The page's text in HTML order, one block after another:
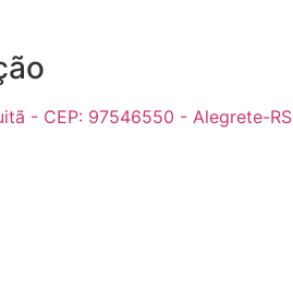
- CEP: 97546550 - Alegrete-RS